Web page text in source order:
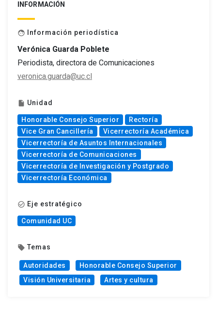
INFORMACIÓN
face Información periodística
Verónica Guarda Poblete
Periodista, directora de Comunicaciones
veronica.guarda@uc.cl
insert_drive_file Unidad
Honorable Consejo Superior
Rectoría
Vice Gran Cancillería
Vicerrectoría Académica
Vicerrectoría de Asuntos Internacionales
Vicerrectoría de Comunicaciones
Vicerrectoría de Investigación y Postgrado
Vicerrectoría Económica
check_circle_outline Eje estratégico
Comunidad UC
local_offer Temas
Autoridades
Honorable Consejo Superior
Visión Universitaria
Artes y cultura